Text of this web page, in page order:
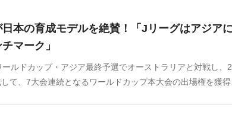
本の育成モデルを絶賛！「Jリーグはアジアに
マーク」
ルドカップ・アジア最終予選でオーストラリアと対戦し、
て、7大会連続となるワールドカップ本大会の出場権を獲得